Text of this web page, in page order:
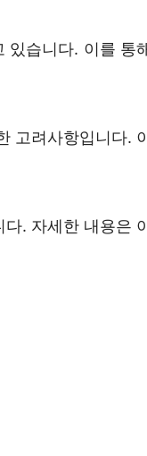
있습니다. 이를 통
고려사항입니다.
. 자세한 내용은